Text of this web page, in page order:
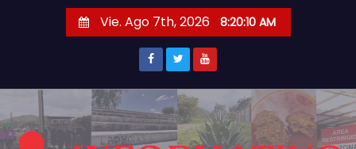
r
a
Vie. Ago 7th, 2026 8:20:11 AM